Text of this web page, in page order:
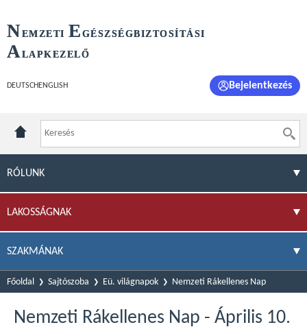
NEMZETI E GÉSZSÉGBIZTOSÍTÁSI
ALAPKEZELŐ
DEUTSCH ENGLISH Bejelentkezés
RÓLUNK
LAKOSSÁGNAK
SZAKMÁNAK
Főoldal Sajtószoba Eü. világnapok Nemzeti Rákellenes Nap
Nemzeti Rákellenes Nap - Április 10.